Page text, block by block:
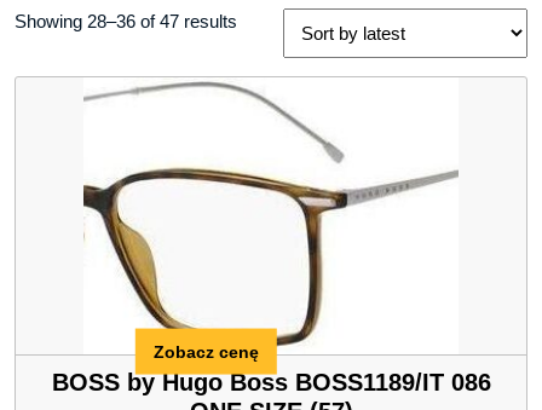
Showing 28–36 of 47 results
BOSS by Hugo Boss BOSS1189/IT 086
Zobacz cenę